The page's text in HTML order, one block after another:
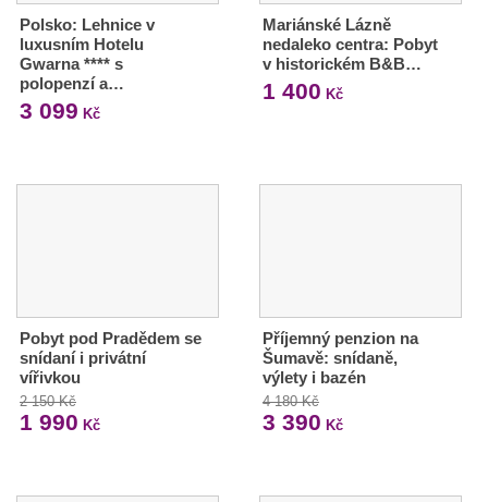
Polsko: Lehnice v
luxusním Hotelu
Gwarna **** s
polopenzí a…
3 099 Kč
Mariánské Lázně
nedaleko centra: Pobyt
v historickém B&B…
1 400 Kč
Pobyt pod Pradědem se
snídaní i privátní
vířivkou
2 150 Kč
1 990 Kč
Příjemný penzion na
Šumavě: snídaně,
výlety i bazén
4 180 Kč
3 390 Kč